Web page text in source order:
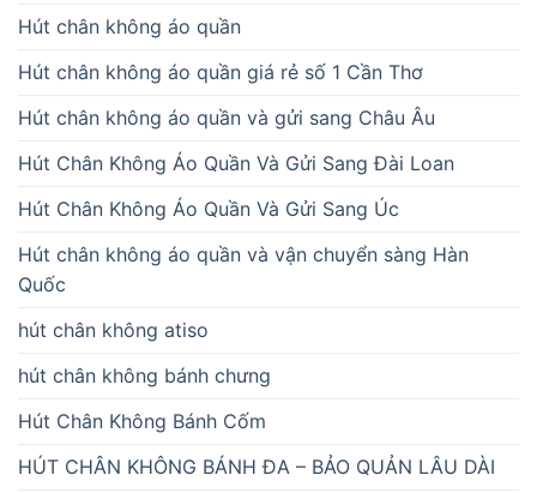
Hút chân không áo quần
Hút chân không áo quần giá rẻ số 1 Cần Thơ
Hút chân không áo quần và gửi sang Châu Âu
Hút Chân Không Áo Quần Và Gửi Sang Đài Loan
Hút Chân Không Áo Quần Và Gửi Sang Úc
Hút chân không áo quần và vận chuyển sàng Hàn
Quốc
hút chân không atiso
hút chân không bánh chưng
Hút Chân Không Bánh Cốm
HÚT CHÂN KHÔNG BÁNH ĐA – BẢO QUẢN LÂU DÀI